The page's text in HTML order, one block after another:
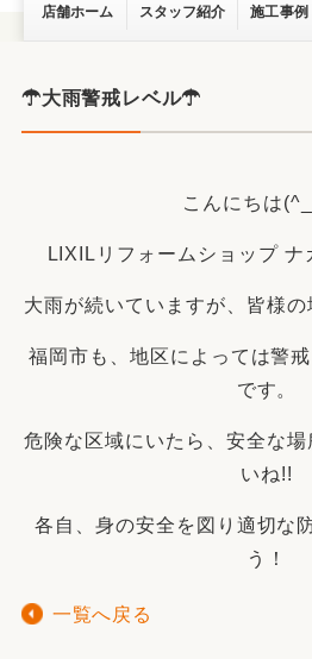
店舗ホーム スタッフ紹介 施工事例
☂大雨警戒レベル☂
こんにちは
LIXILリフォームショップ ナ
大雨が続いていますが、皆様
福岡市も、地区によっては警
です。
危険な区域にいたら、安全な
いね!!
各自、身の安全を図り適切な
う！
一覧へ戻る